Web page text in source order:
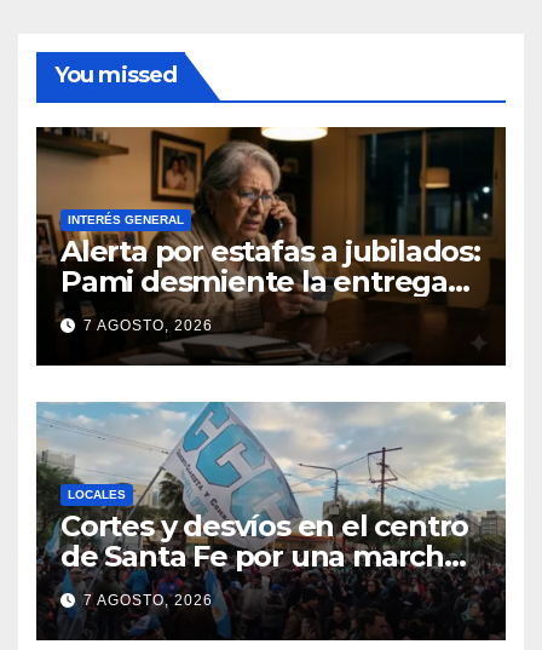
You missed
INTERÉS GENERAL
Alerta por estafas a jubilados:
Pami desmiente la entrega
gratuita de computadoras
7 AGOSTO, 2026
LOCALES
Cortes y desvíos en el centro
de Santa Fe por una marcha
de organizaciones sociales y
sindicales
7 AGOSTO, 2026